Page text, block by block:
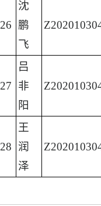
26
沈
鹏
飞
27
吕
非
阳
28
王
润
泽